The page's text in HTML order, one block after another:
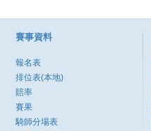
賽事資料
報名表
排位表(本地)
賠率
賽果
騎師分場表